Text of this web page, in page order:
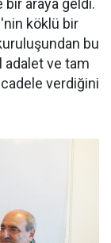
bir araya geldi.
köklü bir
bu
adalet ve tam
verdiğini